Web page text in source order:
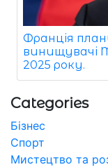
Франція
винищувачі
2025 року.
Categories
Бізнес
Спорт
Мистецтво та